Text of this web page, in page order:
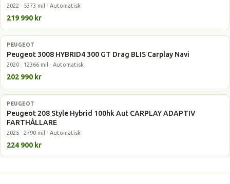
2022 · 5373 mil · Automatisk
219 990 kr
Laddhybrid
PEUGEOT
Peugeot 3008 HYBRID4 300 GT Drag BLIS Carplay Navi
2020 · 12366 mil · Automatisk
202 990 kr
Laddhybrid
PEUGEOT
Peugeot 208 Style Hybrid 100hk Aut CARPLAY ADAPTIV
FARTHÅLLARE
2025 · 2790 mil · Automatisk
224 900 kr